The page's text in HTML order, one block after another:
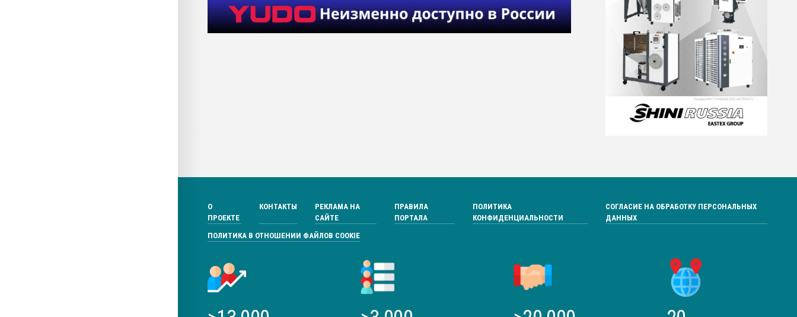
О
ПРОЕКТЕ
КОНТАКТЫ
РЕКЛАМА НА
САЙТЕ
ПРАВИЛА
ПОРТАЛА
ПОЛИТИКА
КОНФИДЕНЦИАЛЬНОСТИ
СОГЛАСИЕ НА ОБРАБОТКУ ПЕРСОНАЛЬНЫХ
ДАННЫХ
ПОЛИТИКА В ОТНОШЕНИИ ФАЙЛОВ COOKIE